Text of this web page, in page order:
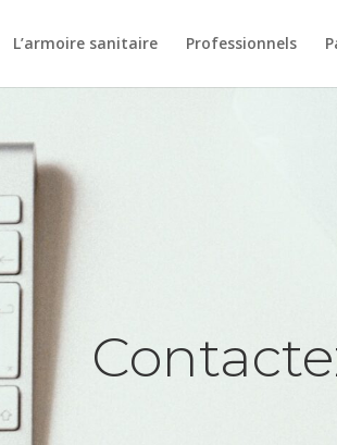
L’armoire sanitaire Professionnels